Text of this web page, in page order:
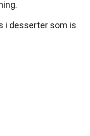
i desserter som is